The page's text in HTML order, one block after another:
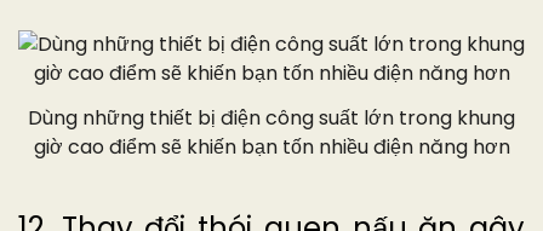
Dùng những thiết bị điện công suất lớn trong khung
giờ cao điểm sẽ khiến bạn tốn nhiều điện năng hơn